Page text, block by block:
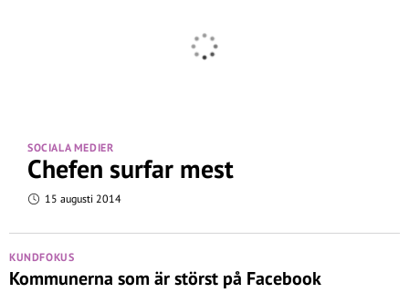
SOCIALA MEDIER
Chefen surfar mest
15 augusti 2014
KUNDFOKUS
Kommunerna som är störst på Facebook